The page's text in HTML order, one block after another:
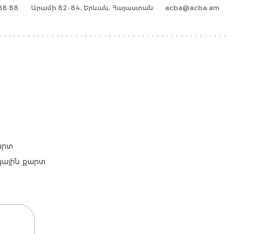
88 Արամի 82-84, Երևան, Հայաստան acba@acba.am
քարտ